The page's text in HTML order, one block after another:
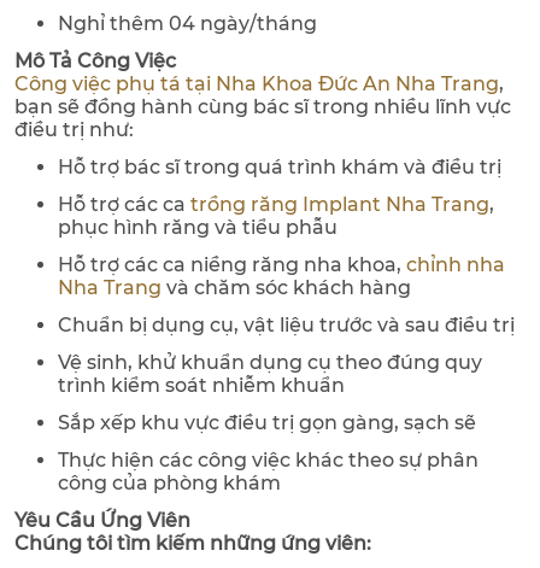
Nghỉ thêm 04 ngày/tháng
Mô Tả Công Việc
Công việc phụ tá tại Nha Khoa Đức An Nha Trang,
bạn sẽ đồng hành cùng bác sĩ trong nhiều lĩnh vực
điều trị như:
Hỗ trợ bác sĩ trong quá trình khám và điều trị
Hỗ trợ các ca trồng răng Implant Nha Trang,
phục hình răng và tiểu phẫu
Hỗ trợ các ca niềng răng nha khoa, chỉnh nha
Nha Trang và chăm sóc khách hàng
Chuẩn bị dụng cụ, vật liệu trước và sau điều trị
Vệ sinh, khử khuẩn dụng cụ theo đúng quy
trình kiểm soát nhiễm khuẩn
Sắp xếp khu vực điều trị gọn gàng, sạch sẽ
Thực hiện các công việc khác theo sự phân
công của phòng khám
Yêu Cầu Ứng Viên
Chúng tôi tìm kiếm những ứng viên: